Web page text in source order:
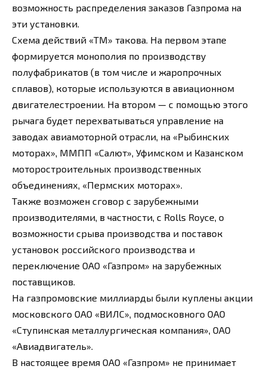
возможность распределения заказов Газпрома на
эти установки.
Схема действий «ТМ» такова. На первом этапе
формируется монополия по производству
полуфабрикатов (в том числе и жаропрочных
сплавов), которые используются в авиационном
двигателестроении. На втором — с помощью этого
рычага будет перехватываться управление на
заводах авиамоторной отрасли, на «Рыбинских
моторах», ММПП «Салют», Уфимском и Казанском
моторостроительных производственных
объединениях, «Пермских моторах».
Также возможен сговор с зарубежными
производителями, в частности, с Rolls Royce, о
возможности срыва производства и поставок
установок российского производства и
переключение ОАО «Газпром» на зарубежных
поставщиков.
На газпромовские миллиарды были куплены акции
московского ОАО «ВИЛС», подмосковного ОАО
«Ступинская металлургическая компания», ОАО
«Авиадвигатель».
В настоящее время ОАО «Газпром» не принимает